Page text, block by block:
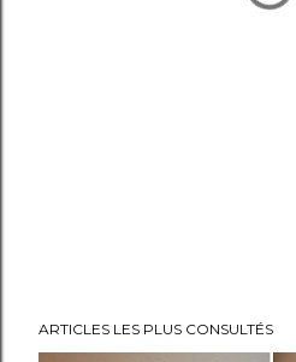
ARTICLES LES PLUS CONSULTÉS